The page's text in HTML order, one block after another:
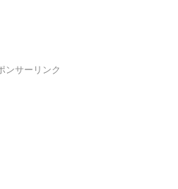
ンサーリンク